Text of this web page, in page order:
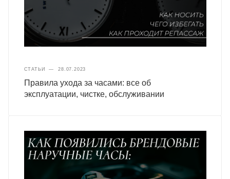
СТАТЬИ — 28.07.2023
Правила ухода за часами: все об
эксплуатации, чистке, обслуживании